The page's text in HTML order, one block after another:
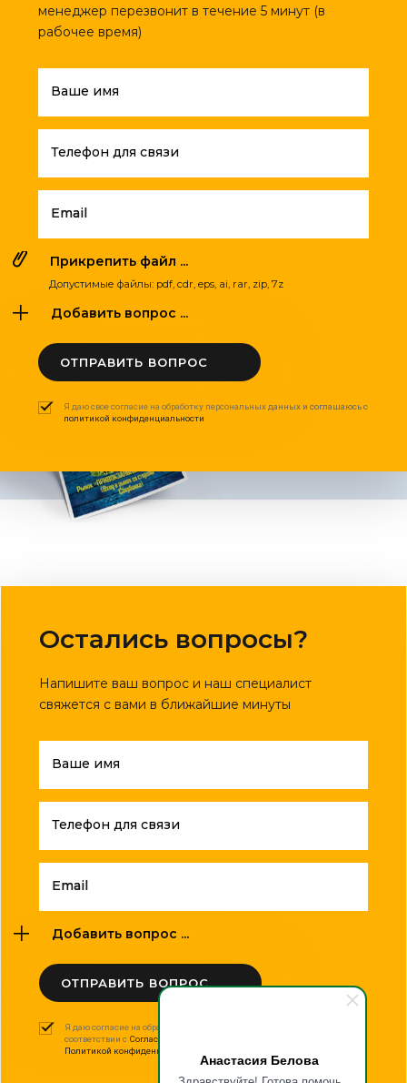
Анастасия Белова
менеджер перезвонит в течение 5 минут (в
рабочее время)
Ваше имя
Телефон для связи
Email
Прикрепить файл ...
Допустимые файлы: pdf, cdr, eps, ai, rar, zip, 7z
Добавить вопрос ...
ОТПРАВИТЬ ВОПРОС
Я даю свое согласие на обработку персональных данных и соглашаюсь с
политикой конфиденциальности
Остались вопросы?
Напишите ваш вопрос и наш специалист
свяжется с вами в ближайшие минуты
Ваше имя
Телефон для связи
Email
Добавить вопрос ...
ОТПРАВИТЬ ВОПРОС
Я даю согласие на обработку моих персональных данных в
соответствии с Согласием на обработку персональных данных
Политикой конфиденциальности